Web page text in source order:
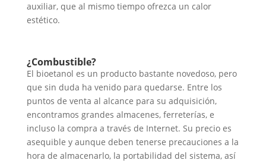
auxiliar, que al mismo tiempo ofrezca un calor
estético.
¿Combustible?
El bioetanol es un producto bastante novedoso, pero
que sin duda ha venido para quedarse. Entre los
puntos de venta al alcance para su adquisición,
encontramos grandes almacenes, ferreterías, e
incluso la compra a través de Internet. Su precio es
asequible y aunque deben tenerse precauciones a la
hora de almacenarlo, la portabilidad del sistema, así